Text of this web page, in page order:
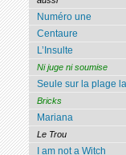
Numéro une
Centaure
L’Insulte
Ni juge ni soumise
Seule sur la plage
Bricks
Mariana
Le Trou
I am not a Witch